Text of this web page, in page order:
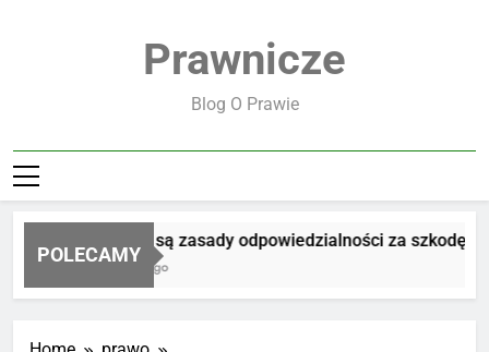
Prawnicze
Blog O Prawie
POLECAMY
Jakie są zasady odpowiedzialności za szkodę
3 Dni Ago